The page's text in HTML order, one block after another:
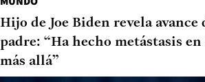
Hijo de Joe Biden revela avance
padre: “Ha hecho metástasis
más allá”